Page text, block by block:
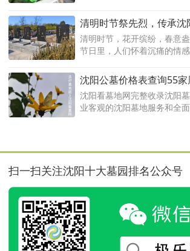
讨沈阳公墓节地生态葬的发
来展望。
清明时节祭先烈，传承
文化
清明时节，花开缤纷，春意
节日里，人们怀着沉痛的情
英雄们。正是因为这些先烈的
受到今天的和平与幸福。
沈阳公墓价格表查询55家
全！
沈阳看墓地网完整收录沈阳
业客观的沈阳墓地服务和全
扫一扫关注沈阳十大墓园排名公众号